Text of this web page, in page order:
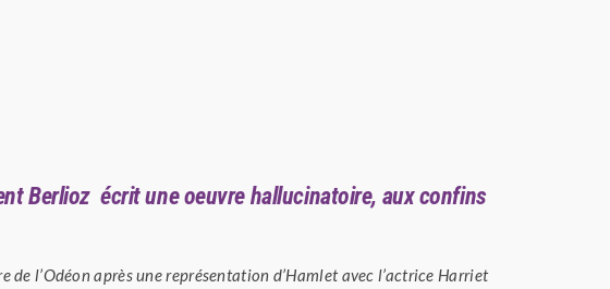
Berlioz écrit une oeuvre hallucinatoire, aux confins
de l’Odéon après une représentation d’Hamlet avec l’actrice Harriet